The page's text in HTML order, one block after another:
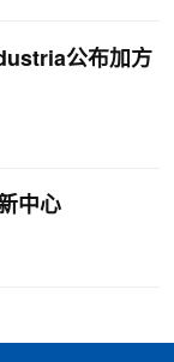
公布加方
中心